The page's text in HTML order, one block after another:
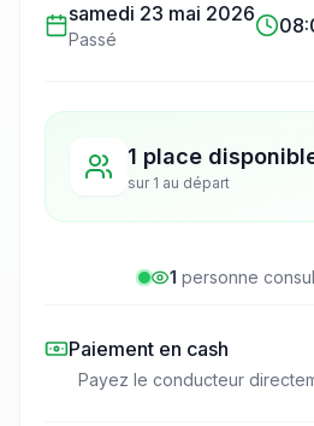
samedi 23 mai 2026
Passé
1 place
sur 1 au départ
1 personne
Paiement en cash
Payez le conducteur